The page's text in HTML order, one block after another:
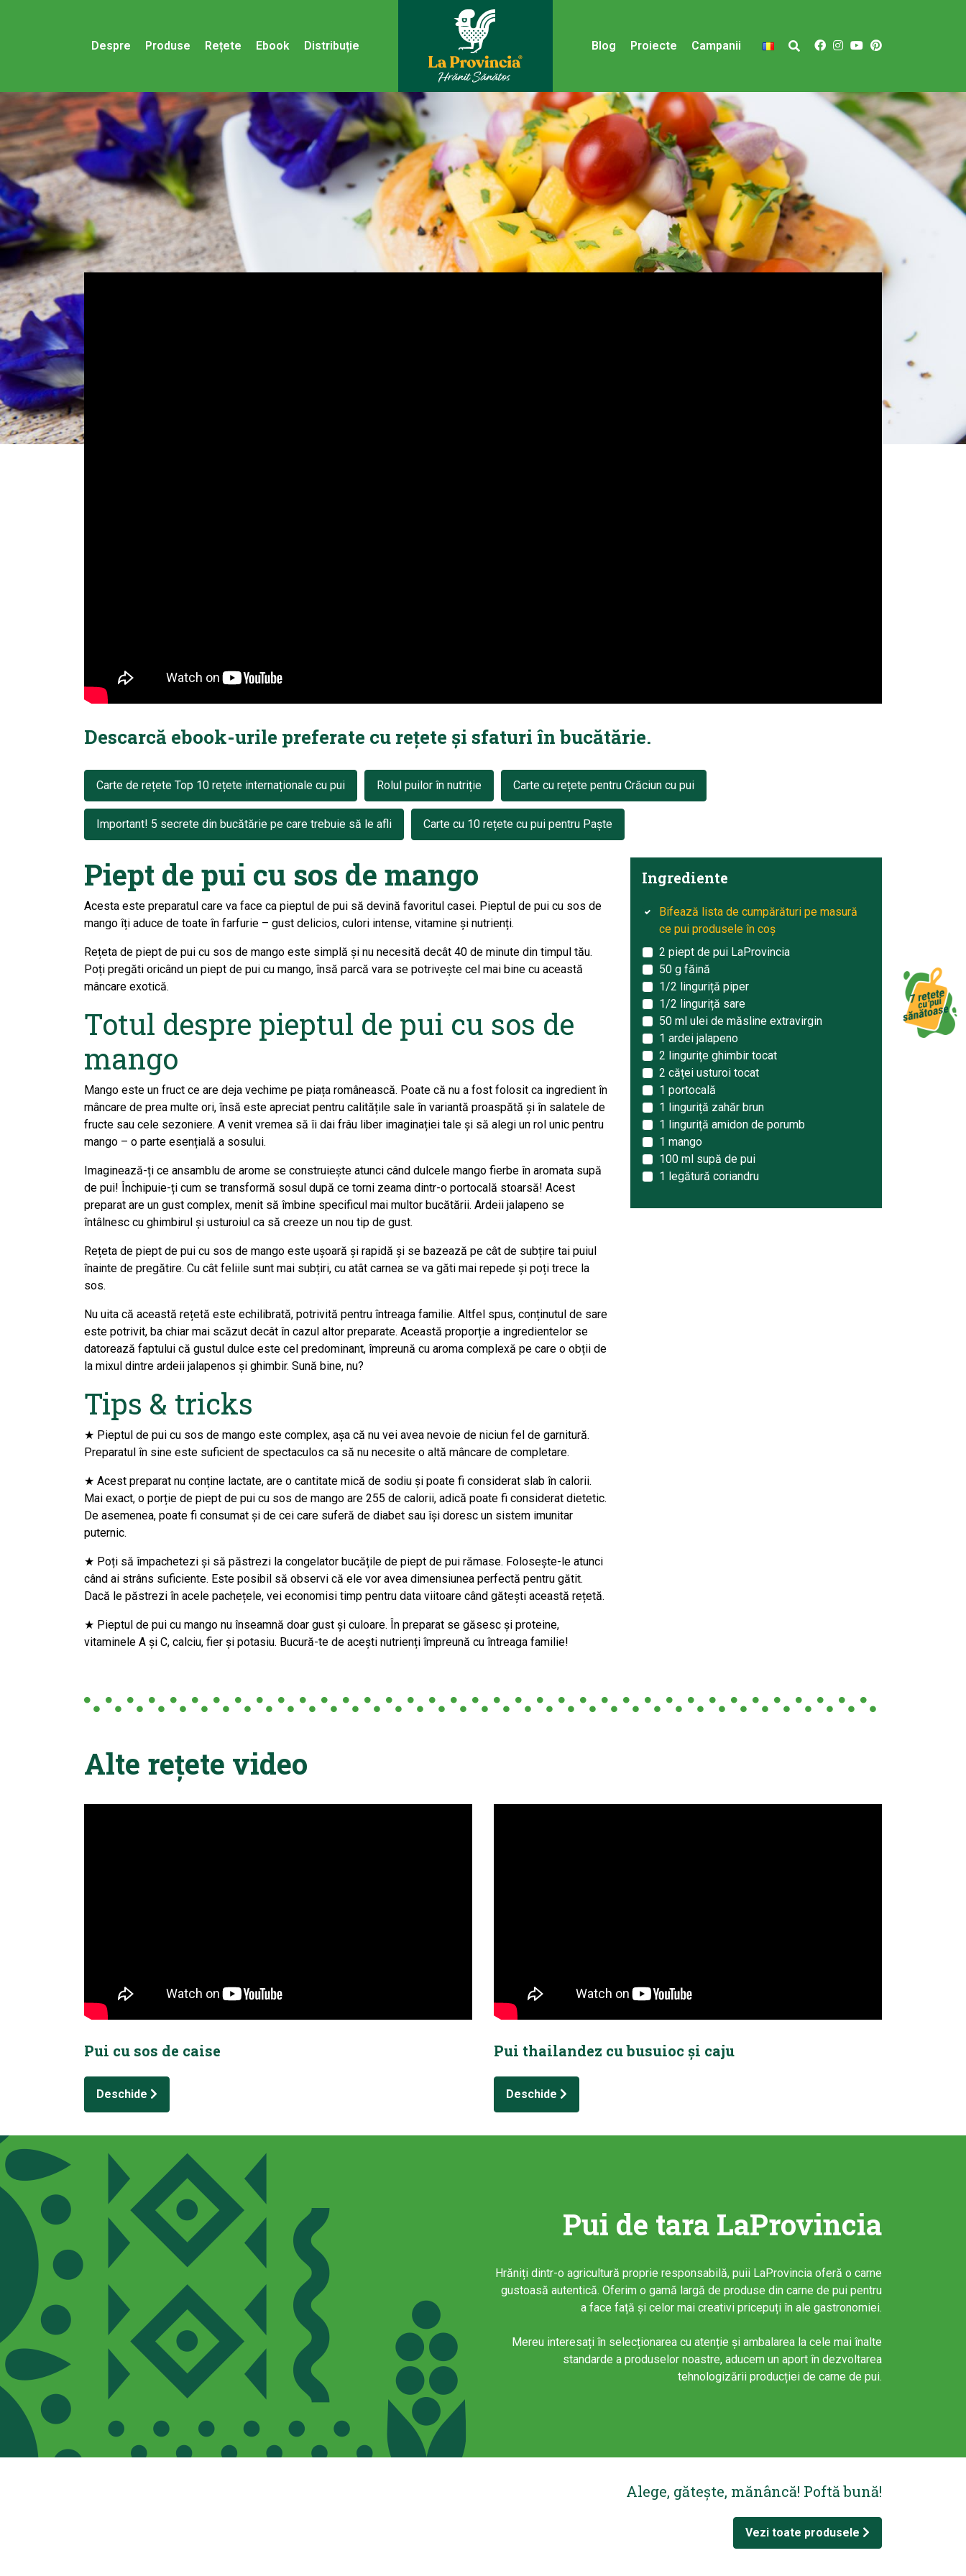
Despre Produse Rețete Ebook Distribuție Blog Proiecte Campanii
Descarcă ebook-urile preferate cu rețete și sfaturi în bucătărie.
Carte de rețete Top 10 rețete internaționale cu pui Rolul puilor în nutriție Carte cu rețete pentru Crăciun cu pui
Important! 5 secrete din bucătărie pe care trebuie să le afli Carte cu 10 rețete cu pui pentru Paște
Piept de pui cu sos de mango
Acesta este preparatul care va face ca pieptul de pui să devină favoritul casei. Pieptul de pui cu sos de
mango îți aduce de toate în farfurie – gust delicios, culori intense, vitamine și nutrienți.
Rețeta de piept de pui cu sos de mango este simplă și nu necesită decât 40 de minute din timpul tău.
Poți pregăti oricând un piept de pui cu mango, însă parcă vara se potrivește cel mai bine cu această
mâncare exotică.
Totul despre pieptul de pui cu sos de
mango
Mango este un fruct ce are deja vechime pe piața românească. Poate că nu a fost folosit ca ingredient în
mâncare de prea multe ori, însă este apreciat pentru calitățile sale în variantă proaspătă și în salatele de
fructe sau cele sezoniere. A venit vremea să îi dai frâu liber imaginației tale și să alegi un rol unic pentru
mango – o parte esențială a sosului.
Imaginează-ți ce ansamblu de arome se construiește atunci când dulcele mango fierbe în aromata supă
de pui! Închipuie-ți cum se transformă sosul după ce torni zeama dintr-o portocală stoarsă! Acest
preparat are un gust complex, menit să îmbine specificul mai multor bucătării. Ardeii jalapeno se
întâlnesc cu ghimbirul și usturoiul ca să creeze un nou tip de gust.
Rețeta de piept de pui cu sos de mango este ușoară și rapidă și se bazează pe cât de subțire tai puiul
înainte de pregătire. Cu cât feliile sunt mai subțiri, cu atât carnea se va găti mai repede și poți trece la
sos.
Nu uita că această rețetă este echilibrată, potrivită pentru întreaga familie. Altfel spus, conținutul de sare
este potrivit, ba chiar mai scăzut decât în cazul altor preparate. Această proporție a ingredientelor se
datorează faptului că gustul dulce este cel predominant, împreună cu aroma complexă pe care o obții de
la mixul dintre ardeii jalapenos și ghimbir. Sună bine, nu?
Tips & tricks
★ Pieptul de pui cu sos de mango este complex, așa că nu vei avea nevoie de niciun fel de garnitură.
Preparatul în sine este suficient de spectaculos ca să nu necesite o altă mâncare de completare.
★ Acest preparat nu conține lactate, are o cantitate mică de sodiu și poate fi considerat slab în calorii.
Mai exact, o porție de piept de pui cu sos de mango are 255 de calorii, adică poate fi considerat dietetic.
De asemenea, poate fi consumat și de cei care suferă de diabet sau își doresc un sistem imunitar
puternic.
★ Poți să împachetezi și să păstrezi la congelator bucățile de piept de pui rămase. Folosește-le atunci
când ai strâns suficiente. Este posibil să observi că ele vor avea dimensiunea perfectă pentru gătit.
Dacă le păstrezi în acele pachețele, vei economisi timp pentru data viitoare când gătești această rețetă.
★ Pieptul de pui cu mango nu înseamnă doar gust și culoare. În preparat se găsesc și proteine,
vitaminele A și C, calciu, fier și potasiu. Bucură-te de acești nutrienți împreună cu întreaga familie!
Ingrediente
Bifează lista de cumpărături pe masură
ce pui produsele în coș
2 piept de pui LaProvincia
50 g făină
1/2 linguriță piper
1/2 linguriță sare
50 ml ulei de măsline extravirgin
1 ardei jalapeno
2 lingurițe ghimbir tocat
2 căței usturoi tocat
1 portocală
1 linguriță zahăr brun
1 linguriță amidon de porumb
1 mango
100 ml supă de pui
1 legătură coriandru
Alte rețete video
Pui cu sos de caise
Deschide
Pui thailandez cu busuioc și caju
Deschide
Pui de tara LaProvincia
Hrăniți dintr-o agricultură proprie responsabilă, puii LaProvincia oferă o carne
gustoasă autentică. Oferim o gamă largă de produse din carne de pui pentru
a face față și celor mai creativi pricepuți în ale gastronomiei.
Mereu interesați în selecționarea cu atenție și ambalarea la cele mai înalte
standarde a produselor noastre, aducem un aport în dezvoltarea
tehnologizării producției de carne de pui.
Alege, gătește, mănâncă! Poftă bună!
Vezi toate produsele